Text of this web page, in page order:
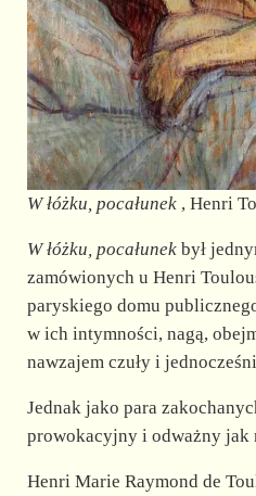
W łóżku, pocałunek, Henri
W łóżku, pocałunekbył
zamówionych u Henri
paryskiego domu
w ich intymności, nagą,
nawzajem czuły i
Jednak jako para
prowokacyjny i odważny jak
Henri Marie Raymond de